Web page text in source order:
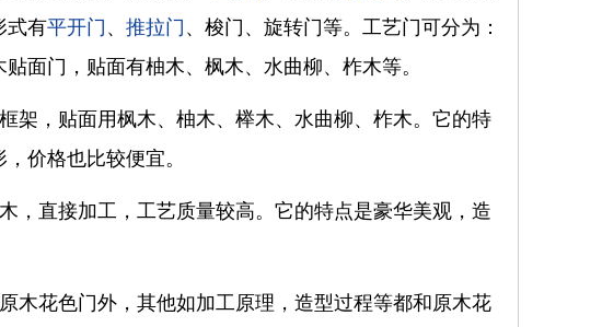
式有平开门 、 推拉门 、梭门、旋转门等。工艺门可分为：
面门，贴面有柚木、枫木、水曲柳、柞木等。
架，贴面用枫木、柚木、榉木、水曲柳、柞木。它的特
价格也比较便宜。
，直接加工，工艺质量较高。它的特点是豪华美观，造
木花色门外，其他如加工原理，造型过程等都和原木花